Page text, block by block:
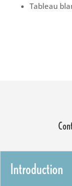
Tableau
Introduction